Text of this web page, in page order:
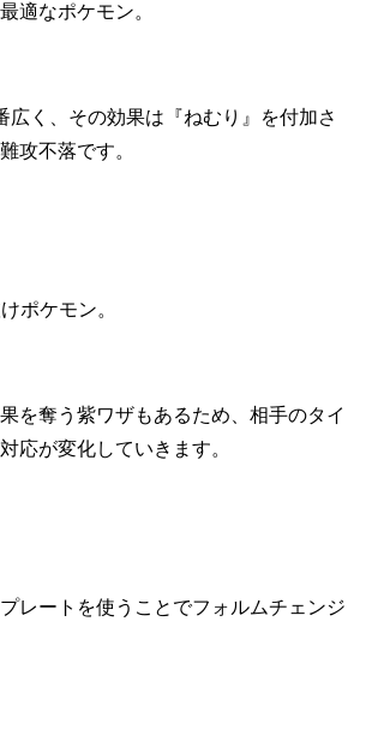
適なポケモン。
広く、その効果は『ねむり』を付加さ
攻不落です。
ポケモン。
を奪う紫ワザもあるため、相手のタイ
応が変化していきます。
プレートを使うことでフォルムチェンジ